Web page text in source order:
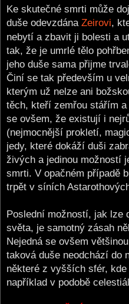
Ke skutečné smrti může
duše odevzdána Zeirovi,
nebytí a zbavit ji bolesti a
tak, že je umrlé tělo
jeho duše sama přijme
Činí se tak především u
kterým už nelze ani
těch, kteří zemřou stářím
se ovšem, že existují i
(nejmocnější prokletí,
jedy, které dokáží duši
živých a jedinou možností
smrti. V opačném případě
trpět v síních
Poslední možností, jak lze
světa, je samotný zásah
Nejedná se ovšem
taková duše neodchází do
některé z vyšších sfér,
například v podobě